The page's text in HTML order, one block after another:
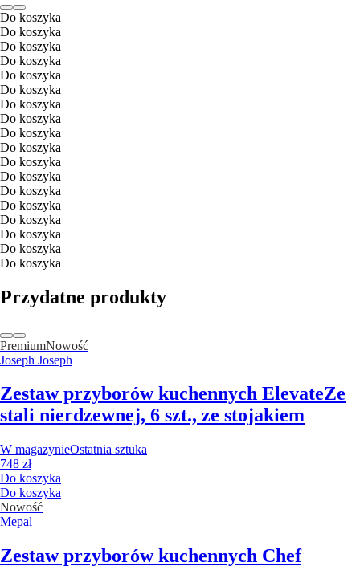
Do koszyka
Do koszyka
Do koszyka
Do koszyka
Do koszyka
Do koszyka
Do koszyka
Do koszyka
Do koszyka
Do koszyka
Do koszyka
Do koszyka
Do koszyka
Do koszyka
Do koszyka
Do koszyka
Do koszyka
Do koszyka
Przydatne produkty
PremiumNowość
Joseph Joseph
Zestaw przyborów kuchennych ElevateZe
stali nierdzewnej, 6 szt., ze stojakiem
W magazynieOstatnia sztuka
748 zł
Do koszyka
Do koszyka
Nowość
Mepal
Zestaw przyborów kuchennych Chef